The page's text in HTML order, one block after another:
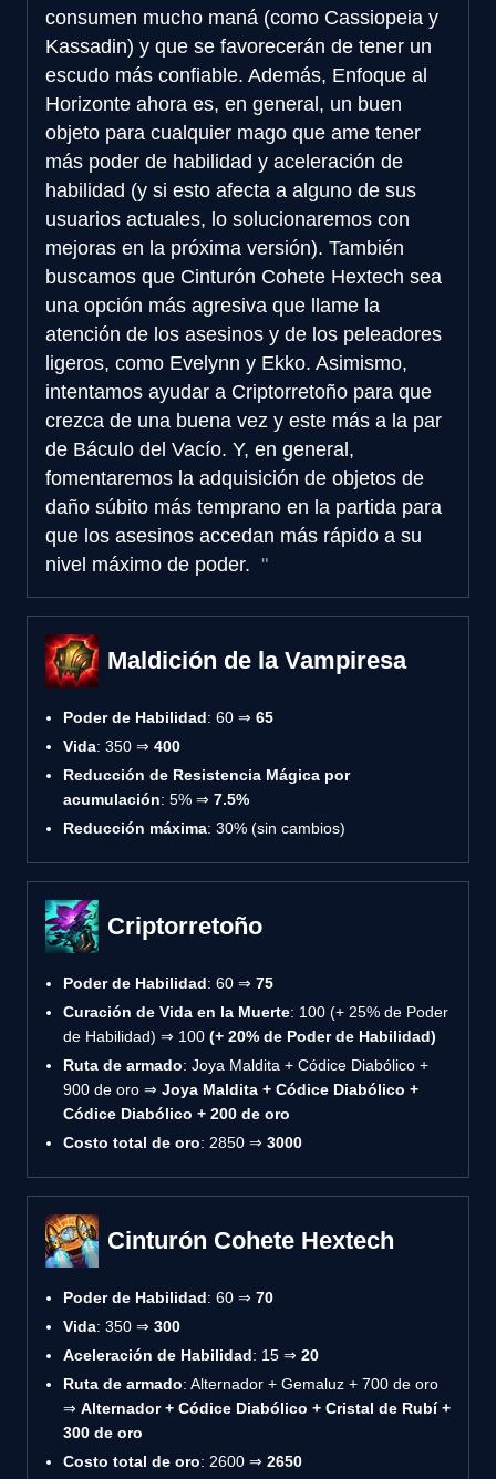
consumen mucho maná (como Cassiopeia y
Kassadin) y que se favorecerán de tener un
escudo más confiable. Además, Enfoque al
Horizonte ahora es, en general, un buen
objeto para cualquier mago que ame tener
más poder de habilidad y aceleración de
habilidad (y si esto afecta a alguno de sus
usuarios actuales, lo solucionaremos con
mejoras en la próxima versión). También
buscamos que Cinturón Cohete Hextech sea
una opción más agresiva que llame la
atención de los asesinos y de los peleadores
ligeros, como Evelynn y Ekko. Asimismo,
intentamos ayudar a Criptorretoño para que
crezca de una buena vez y este más a la par
de Báculo del Vacío. Y, en general,
fomentaremos la adquisición de objetos de
daño súbito más temprano en la partida para
que los asesinos accedan más rápido a su
nivel máximo de poder.
Maldición de la Vampiresa
Poder de Habilidad: 60 ⇒ 65
Vida: 350 ⇒ 400
Reducción de Resistencia Mágica por
acumulación: 5% ⇒ 7.5%
Reducción máxima: 30% (sin cambios)
Criptorretoño
Poder de Habilidad: 60 ⇒ 75
Curación de Vida en la Muerte: 100 (+ 25% de Poder
de Habilidad) ⇒ 100 (+ 20% de Poder de Habilidad)
Ruta de armado: Joya Maldita + Códice Diabólico +
900 de oro ⇒ Joya Maldita + Códice Diabólico +
Códice Diabólico + 200 de oro
Costo total de oro: 2850 ⇒ 3000
Cinturón Cohete Hextech
Poder de Habilidad: 60 ⇒ 70
Vida: 350 ⇒ 300
Aceleración de Habilidad: 15 ⇒ 20
Ruta de armado: Alternador + Gemaluz + 700 de oro
⇒ Alternador + Códice Diabólico + Cristal de Rubí +
300 de oro
Costo total de oro: 2600 ⇒ 2650